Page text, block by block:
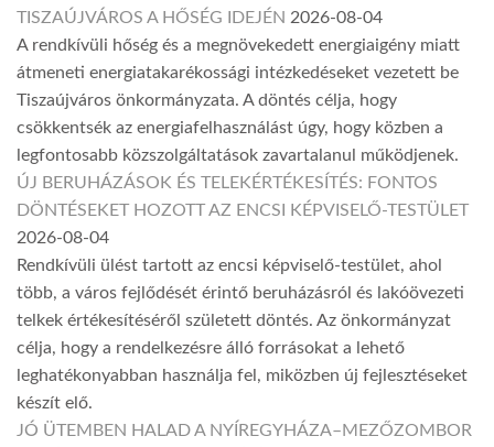
TISZAÚJVÁROS A HŐSÉG IDEJÉN 2026-08-04
A rendkívüli hőség és a megnövekedett energiaigény miatt
átmeneti energiatakarékossági intézkedéseket vezetett be
Tiszaújváros önkormányzata. A döntés célja, hogy
csökkentsék az energiafelhasználást úgy, hogy közben a
legfontosabb közszolgáltatások zavartalanul működjenek.
ÚJ BERUHÁZÁSOK ÉS TELEKÉRTÉKESÍTÉS: FONTOS
DÖNTÉSEKET HOZOTT AZ ENCSI KÉPVISELŐ-TESTÜLET
2026-08-04
Rendkívüli ülést tartott az encsi képviselő-testület, ahol
több, a város fejlődését érintő beruházásról és lakóövezeti
telkek értékesítéséről született döntés. Az önkormányzat
célja, hogy a rendelkezésre álló forrásokat a lehető
leghatékonyabban használja fel, miközben új fejlesztéseket
készít elő.
JÓ ÜTEMBEN HALAD A NYÍREGYHÁZA–MEZŐZOMBOR